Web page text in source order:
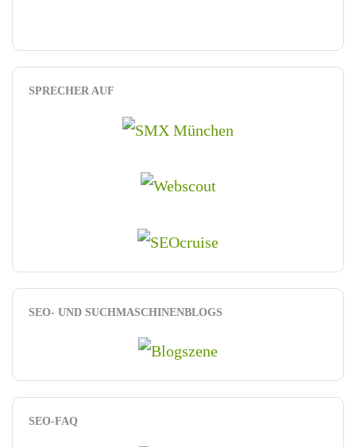
SPRECHER AUF
SEO- UND SUCHMASCHINENBLOGS
SEO-FAQ